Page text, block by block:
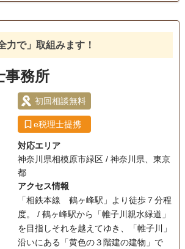
戸籍収集
談可 初回相談無料 オンライン面談可
力で」取組みます！
事務所
初回相談無料
e税理士提携
対応エリア
神奈川県相模原市緑区 / 神奈川県、東京
都
アクセス情報
「相鉄本線 鶴ヶ峰駅」より徒歩７分程
度。 / 鶴ヶ峰駅から「帷子川親水緑道」
を目指しそれを越えてゆき、「帷子川」
沿いにある「黄色の３階建の建物」で